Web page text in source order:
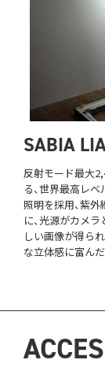
SABIA
反射モード最大
る、世界最高レ
照明を採用、紫
に、光源がカメ
しい画像が得ら
な立体感に富ん